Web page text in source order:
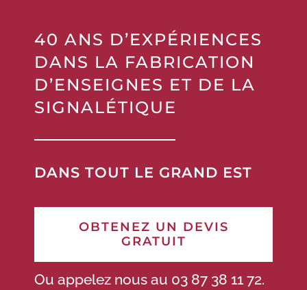
SIGNALÉTIQUE
DANS TOUT LE GRAND EST